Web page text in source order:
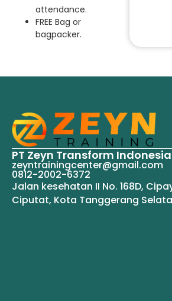
attendance.
FREE Bag or
bagpacker.
PT Zeyn Transform Indonesia
zeyntrainingcenter@gmail.com
0812-2002-6372
Jalan kesehatan II No. 168D,
Ciputat, Kota Tanggerang